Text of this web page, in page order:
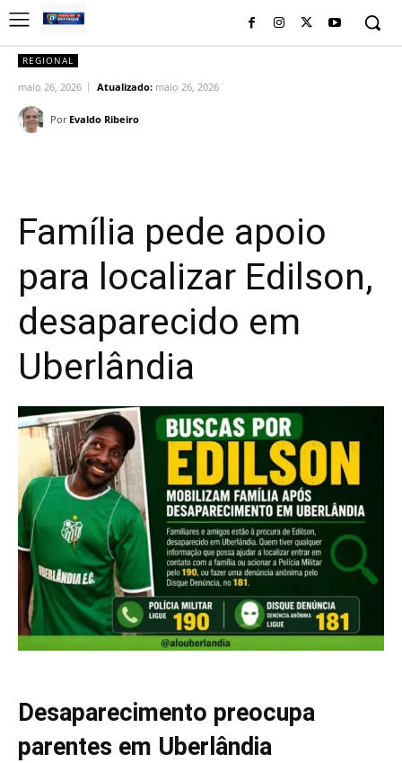
REGIONAL
maio 26, 2026 Atualizado: maio 26, 2026
Por Evaldo Ribeiro
Família pede apoio
para localizar Edilson,
desaparecido em
Uberlândia
Desaparecimento preocupa
parentes em Uberlândia